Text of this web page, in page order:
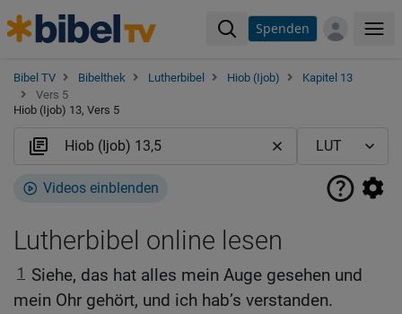
Spenden
Bibel TV Bibelthek Lutherbibel Hiob (Ijob)
Kapitel 13
Vers 5
Hiob (Ijob) 13, Vers 5
Videos einblenden
Lutherbibel online lesen
1 Siehe, das hat alles mein Auge gesehen und
mein Ohr gehört, und ich hab’s verstanden.